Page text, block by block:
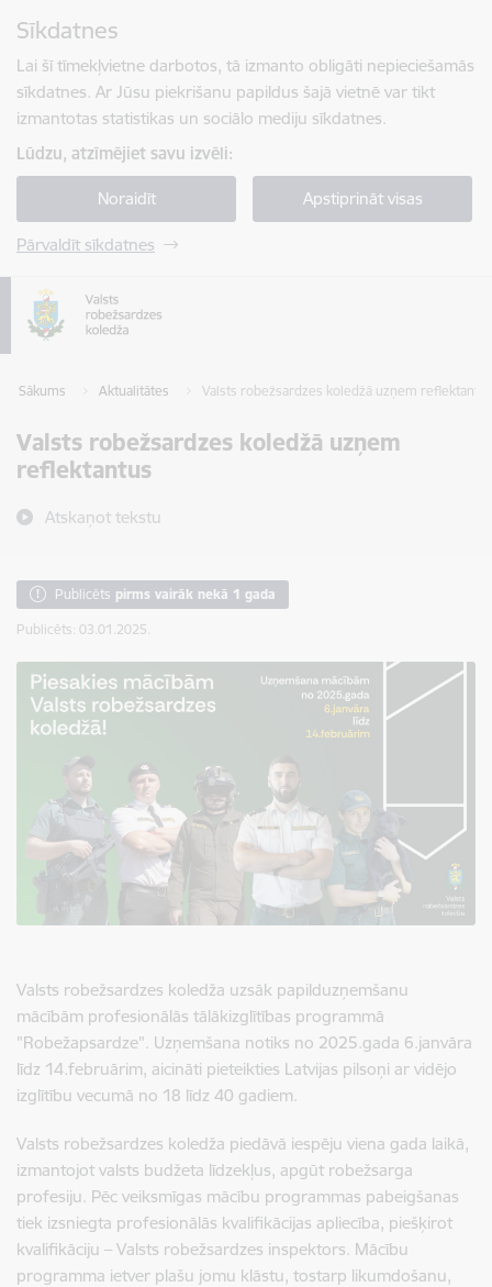
Sīkdatnes
Lai šī tīmekļvietne darbotos, tā izmanto obligāti nepieciešamās
sīkdatnes. Ar Jūsu piekrišanu papildus šajā vietnē var tikt
izmantotas statistikas un sociālo mediju sīkdatnes.
Lūdzu, atzīmējiet savu izvēli:
Noraidīt Apstiprināt visas
Pārvaldīt sīkdatnes
Sākums Aktualitātes Valsts robežsardzes koledžā uzņem reflektantus
Valsts robežsardzes koledžā uzņem
reflektantus
Atskaņot tekstu
Publicēts pirms vairāk nekā 1 gada
Publicēts: 03.01.2025.
Valsts robežsardzes koledža uzsāk papilduzņemšanu
mācībām profesionālās tālākizglītības programmā
"Robežapsardze". Uzņemšana notiks no 2025.gada 6.janvāra
līdz 14.februārim, aicināti pieteikties Latvijas pilsoņi ar vidējo
izglītību vecumā no 18 līdz 40 gadiem.
Valsts robežsardzes koledža piedāvā iespēju viena gada laikā,
izmantojot valsts budžeta līdzekļus, apgūt robežsarga
profesiju. Pēc veiksmīgas mācību programmas pabeigšanas
tiek izsniegta profesionālās kvalifikācijas apliecība, piešķirot
kvalifikāciju – Valsts robežsardzes inspektors. Mācību
programma ietver plašu jomu klāstu, tostarp likumdošanu,